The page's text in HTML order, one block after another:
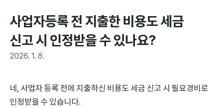
사업자등록 전 지출한 비용도 세금
신고 시 인정받을 수 있나요?
2026. 1. 8.
네, 사업자 등록 전에 지출하신 비용도 세금 신고 시 필요경비로
인정받을 수 있습니다.